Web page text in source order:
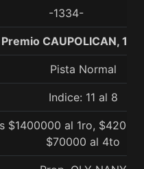
-1334-
CAUPOLICAN,
Pista Normal
Indice: 11 al 8
$1400000 al 1ro,
$70000 al 4to